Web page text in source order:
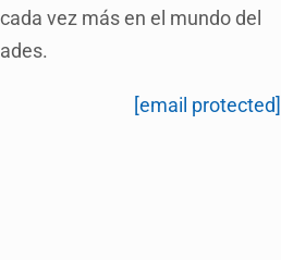
vez más en el mundo del
[email protected]